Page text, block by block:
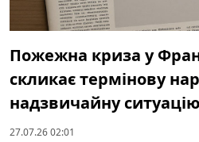
Пожежна криза у
скликає термінову
надзвичайну
27.07.26 02:01